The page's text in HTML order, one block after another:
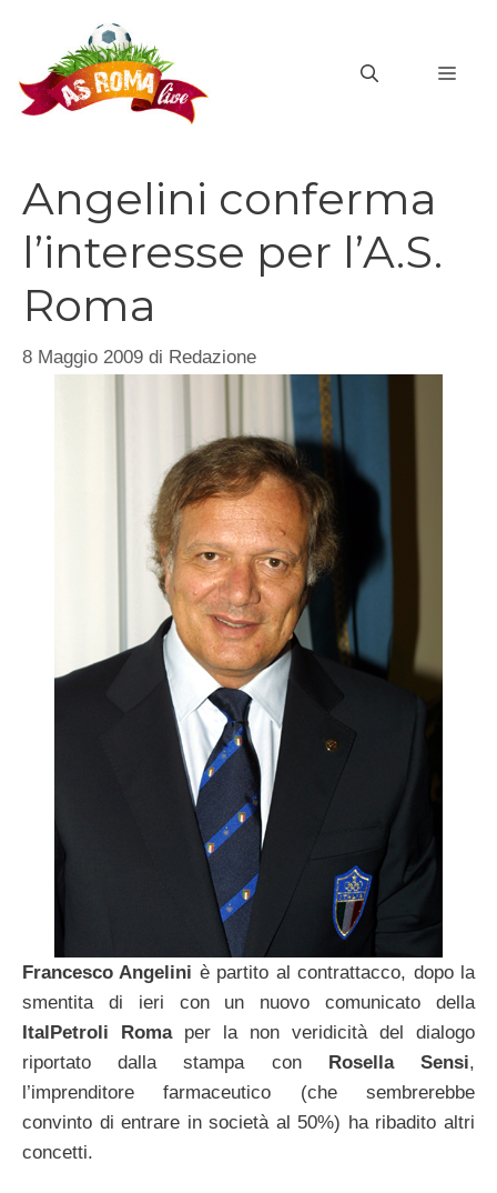
contenuto
Angelini conferma
l’interesse per l’A.S.
Roma
8 Maggio 2009 di Redazione
Francesco Angelini è partito al contrattacco, dopo la
smentita di ieri con un nuovo comunicato della
ItalPetroli Romaper la non veridicità del dialogo
riportato dalla stampa con
Rosella Sensi,
l’imprenditore farmaceutico (che sembrerebbe
convinto di entrare in società al 50%) ha ribadito altri
concetti.